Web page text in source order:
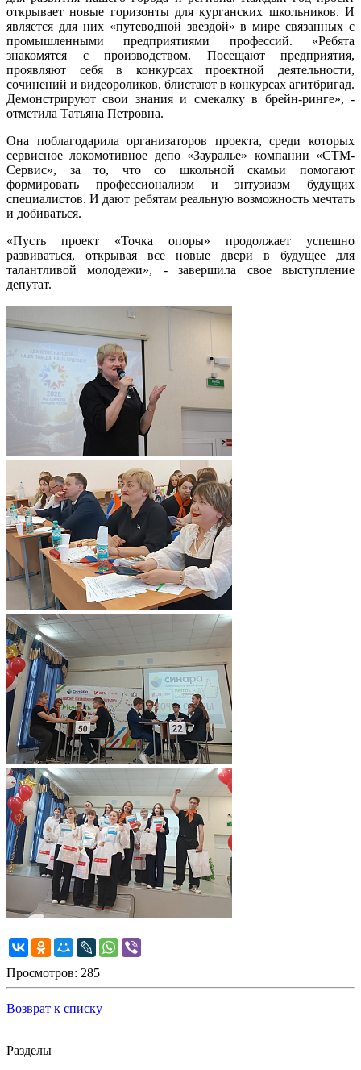
открывает новые горизонты для курганских школьников. И
является для них «путеводной звездой» в мире связанных с
промышленными предприятиями профессий. «Ребята
знакомятся с производством. Посещают предприятия,
проявляют себя в конкурсах проектной деятельности,
сочинений и видеороликов, блистают в конкурсах агитбригад.
Демонстрируют свои знания и смекалку в брейн-ринге», -
отметила Татьяна Петровна.
Она поблагодарила организаторов проекта, среди которых
сервисное локомотивное депо «Зауралье» компании «СТМ-
Сервис», за то, что со школьной скамьи помогают
формировать профессионализм и энтузиазм будущих
специалистов. И дают ребятам реальную возможность мечтать
и добиваться.
«Пусть проект «Точка опоры» продолжает успешно
развиваться, открывая все новые двери в будущее для
талантливой молодежи», - завершила свое выступление
депутат.
Просмотров: 285
Возврат к списку
Разделы